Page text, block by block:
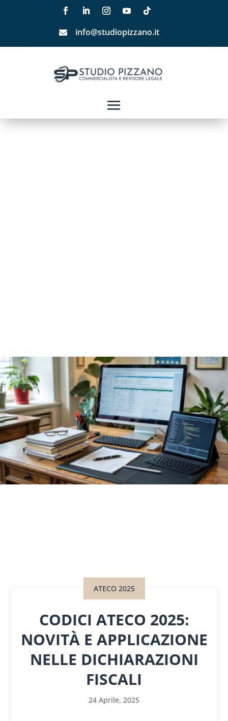
 info@studiopizzano.it
ATECO 2025
CODICI ATECO 2025:
NOVITÀ E APPLICAZIONE
NELLE DICHIARAZIONI
FISCALI
24 Aprile, 2025